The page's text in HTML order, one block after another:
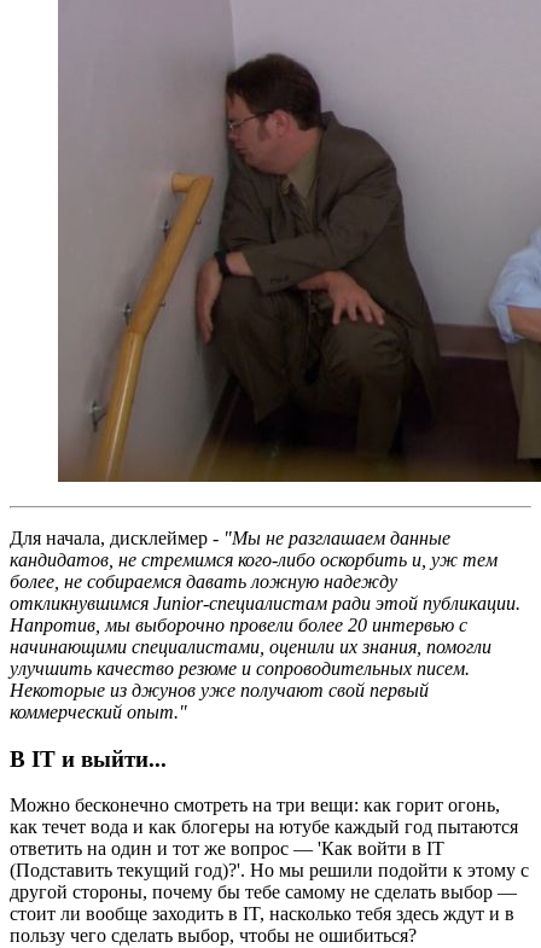
Для начала, дисклеймер - "Мы не разглашаем данные
кандидатов, не стремимся кого-либо оскорбить и, уж тем
более, не собираемся давать ложную надежду
откликнувшимся Junior-специалистам ради этой публикации.
Напротив, мы выборочно провели более 20 интервью с
начинающими специалистами, оценили их знания, помогли
улучшить качество резюме и сопроводительных писем.
Некоторые из джунов уже получают свой первый
коммерческий опыт."
В IT и выйти...
Можно бесконечно смотреть на три вещи: как горит огонь,
как течет вода и как блогеры на ютубе каждый год пытаются
ответить на один и тот же вопрос — 'Как войти в IT
(Подставить текущий год)?'. Но мы решили подойти к этому с
другой стороны, почему бы тебе самому не сделать выбор —
стоит ли вообще заходить в IT, насколько тебя здесь ждут и в
пользу чего сделать выбор, чтобы не ошибиться?